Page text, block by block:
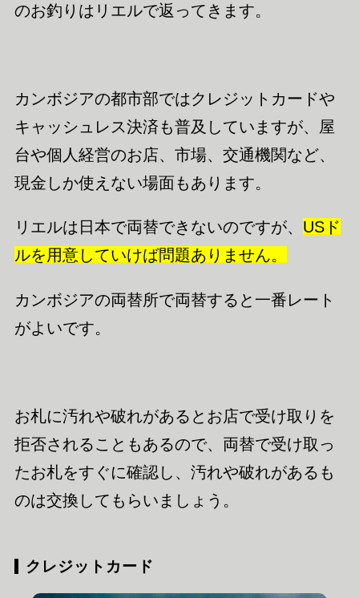
のお釣りはリエルで返ってきます。
カンボジアの都市部ではクレジットカードや
キャッシュレス決済も普及していますが、屋
台や個人経営のお店、市場、交通機関など、
現金しか使えない場面もあります。
リエルは日本で両替できないのですが、 USド
ルを用意していけば問題ありません。
カンボジアの両替所で両替すると一番レート
がよいです。
お札に汚れや破れがあるとお店で受け取りを
拒否されることもあるので、両替で受け取っ
たお札をすぐに確認し、汚れや破れがあるも
のは交換してもらいましょう。
クレジットカード